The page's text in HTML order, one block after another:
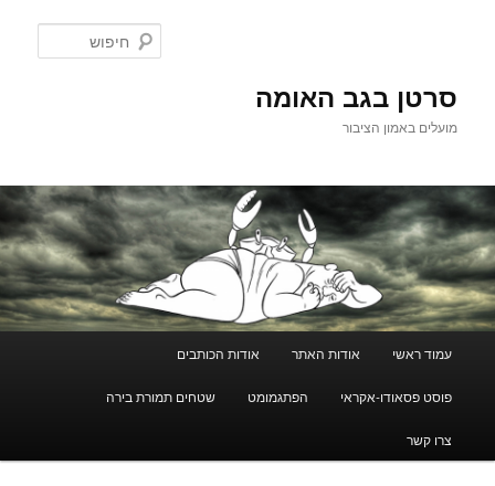
סרטן בגב האומה
מועלים באמון הציבור
עמוד ראשי אודות האתר אודות הכותבים
פוסט פסאודו-אקראי הפתגמומט שטחים תמורת בירה
צרו קשר